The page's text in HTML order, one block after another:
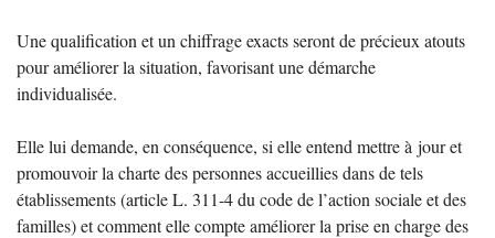
Une qualification et un chiffrage exacts seront de précieux atouts
pour améliorer la situation, favorisant une démarche
individualisée.
Elle lui demande, en conséquence, si elle entend mettre à jour et
promouvoir la charte des personnes accueillies dans de tels
établissements (article L. 311-4 du code de l’action sociale et des
familles) et comment elle compte améliorer la prise en charge des